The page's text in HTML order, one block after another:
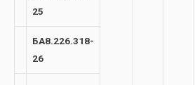
25
БА8.226.318-
26